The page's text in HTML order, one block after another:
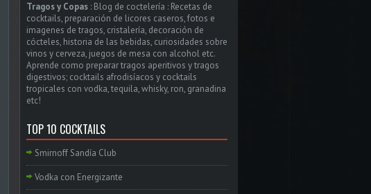
Tragos y Copas : Blog de coctelería : Recetas de
cocktails, preparación de licores caseros, fotos e
imagenes de tragos, cristalería, decoración de
cócteles, historia de las bebidas, curiosidades sobre
vinos y cerveza, juegos de mesa con alcohol etc.
Aprende como preparar tragos aperitivos y tragos
digestivos; cocktails afrodisíacos y cocktails
tropicales con vodka, tequila, whisky, ron, granadina
etc!
TOP 10 COCKTAILS
Smirnoff Sandía Club
Vodka con Energizante